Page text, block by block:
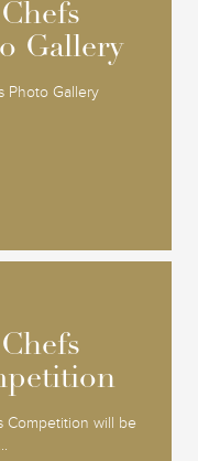
Gallery
Photo Gallery
Gallery
Competition will be